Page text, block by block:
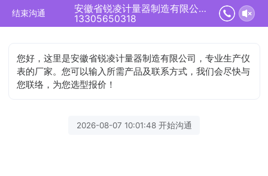
结束沟通
安徽省锐凌计量器制造有限公司正在为您服务
13305650318
您好，这里是安徽省锐凌计量器制造有限公司，专业生产仪
表的厂家。您可以输入所需产品及联系方式，我们会尽快与
您联络，为您选型报价！
2026-08-07 10:01:48 开始沟通